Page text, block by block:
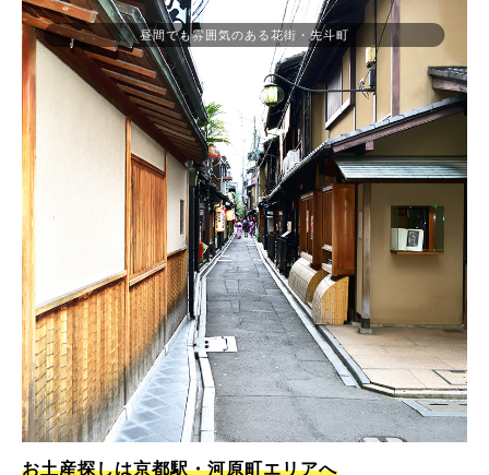
昼間でも雰囲気のある花街・先斗町
お土産探しは京都駅・河原町エリアへ